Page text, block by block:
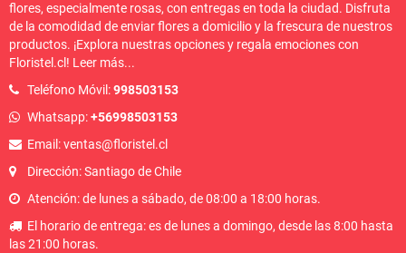
flores, especialmente rosas, con entregas en toda la ciudad. Disfruta
de la comodidad de enviar flores a domicilio y la frescura de nuestros
productos. ¡Explora nuestras opciones y regala emociones con
Floristel.cl! Leer más...
Teléfono Móvil:998503153
Whatsapp:+56998503153
Email: ventas@floristel.cl
Dirección: Santiago de Chile
Atención: de lunes a sábado, de 08:00 a 18:00 horas.
El horario de entrega: es de lunes a domingo, desde las 8:00 hasta
las 21:00 horas.